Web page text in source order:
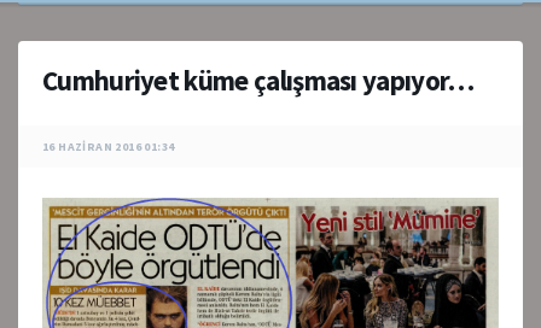
Cumhuriyet küme çalışması yapıyor…
16 HAZIRAN 2016 01:34